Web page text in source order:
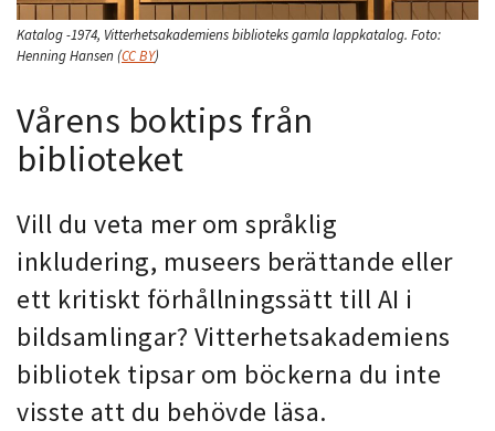
Katalog -1974, Vitterhetsakademiens biblioteks gamla lappkatalog. Foto:
Henning Hansen (CC BY)
Vårens boktips från
biblioteket
Vill du veta mer om språklig
inkludering, museers berättande eller
ett kritiskt förhållningssätt till AI i
bildsamlingar? Vitterhetsakademiens
bibliotek tipsar om böckerna du inte
visste att du behövde läsa.